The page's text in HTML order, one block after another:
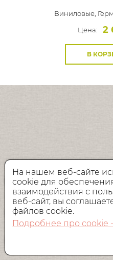
Виниловые,
Цена:
2
В
На нашем веб-сайте
cookie для
взаимодействия с
веб-сайт, вы
файлов cookie.
Подробнее про